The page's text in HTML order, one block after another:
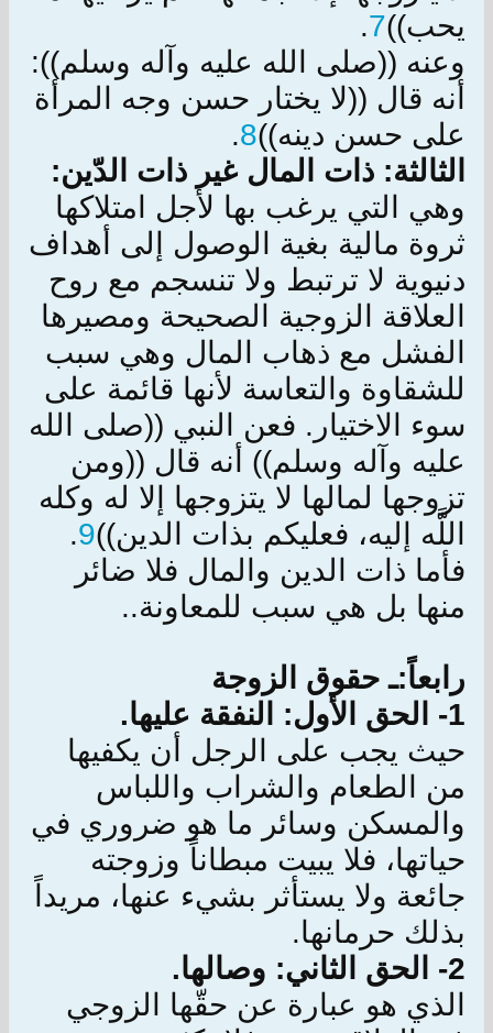
يحب))7
.
وعنه ((صلى الله عليه وآله وسلم)):
أنه قال ((لا يختار حسن وجه المرأة
على حسن دينه))8
.
الثالثة: ذات المال غير ذات الدّين:
وهي التي يرغب بها لأجل امتلاكها
ثروة مالية بغية الوصول إلى أهداف
دنيوية لا ترتبط ولا تنسجم مع روح
العلاقة الزوجية الصحيحة ومصيرها
الفشل مع ذهاب المال وهي سبب
للشقاوة والتعاسة لأنها قائمة على
سوء الاختيار. فعن النبي ((صلى الله
عليه وآله وسلم)) أنه قال ((ومن
تزوجها لمالها لا يتزوجها إلا له وكله
اللَّه إليه، فعليكم بذات الدين))9
.
فأما ذات الدين والمال فلا ضائر
منها بل هي سبب للمعاونة..
رابعاً:ـ حقوق الزوجة
1- الحق الأول: النفقة عليها.
حيث يجب على الرجل أن يكفيها
من الطعام والشراب واللباس
والمسكن وسائر ما هو ضروري في
حياتها، فلا يبيت مبطاناً وزوجته
جائعة ولا يستأثر بشي‏ء عنها، مريداً
بذلك حرمانها.
2- الحق الثاني: وصالها.
الذي هو عبارة عن حقّها الزوجي